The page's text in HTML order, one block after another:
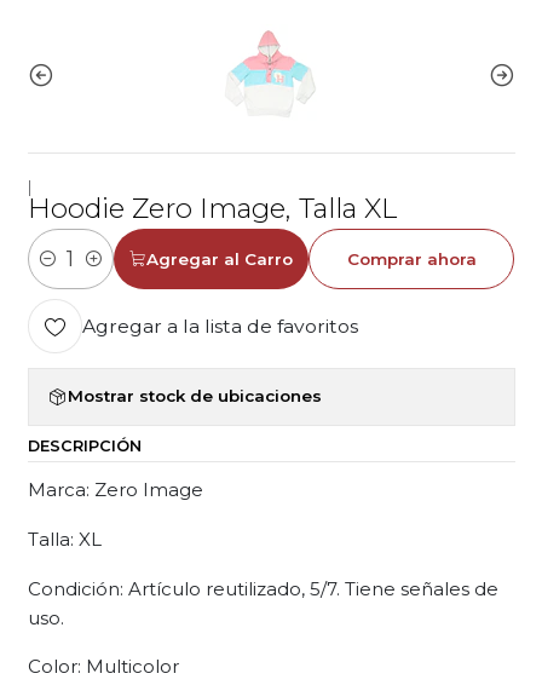
Hoodie Zero Image, Talla XL
Cantidad
Agregar al Carro Comprar ahora
Agregar a la lista de favoritos
Mostrar stock de ubicaciones
DESCRIPCIÓN
Marca: Zero Image
Talla: XL
Condición: Artículo reutilizado, 5/7. Tiene señales de
uso.
Color: Multicolor